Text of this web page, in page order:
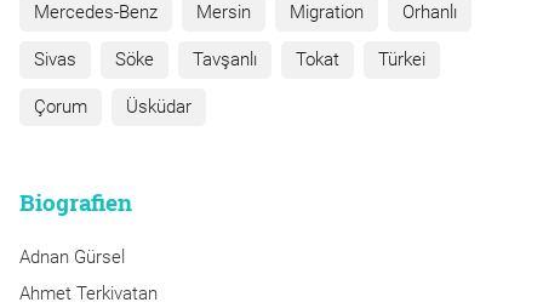
Mercedes-Benz Mersin Migration Orhanlı
Sivas Söke Tavşanlı Tokat Türkei
Çorum Üsküdar
Biografien
Adnan Gürsel
Ahmet Terkivatan